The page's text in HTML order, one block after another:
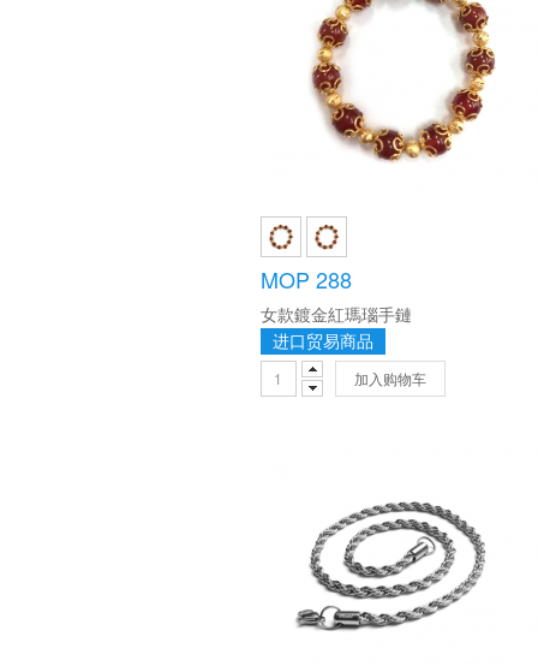
MOP 288
女款鍍金紅瑪瑙手鏈
进口贸易商品
加入购物车